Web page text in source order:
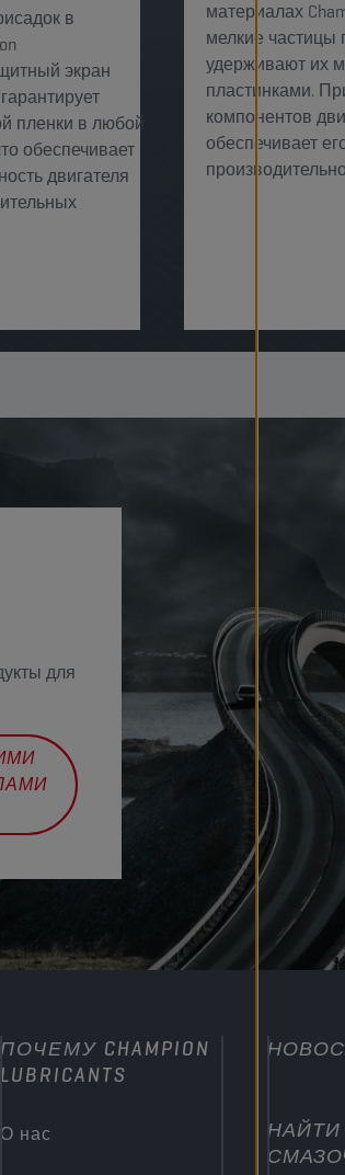
в
экран
пленки в любой
обеспечивает
двигателя
материалах
мелкие частицы
удерживают их
пластинками.
компонентов
обеспечивает
для
ПОЧЕМУ CHAMPION
LUBRICANTS
О нас